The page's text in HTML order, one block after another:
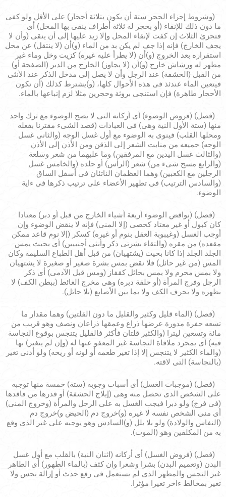
(وشروط إجزاء الحجر ستة أن يكون بثلاثة أحجار) على الأقل ولو كفى
ما دون ذلك للإنقاء (أو بحجر له ثلاثة أطراف ينقى بها المحل) أى
فتجزئ الثلاث إن كفت لإنقاء المحل وإلا زيد عليها إلى أن ينقى (وأن لا
يجف الخارج) فإنه إذا جف لم يكن بد من الماء (و)أن (لا ينتقل) عن محل
استقراره بعد الخروج (و)أن (لا يطرأ عليه غيره) كزيت وخل وماء غير
مطهر له ورشاش خارج (و)أن (لا يجاوز) الخارج من الدبر (الصفحة أو)
من القبل (الحشفة) عند الرجل وأن لا يصل إلى مدخل الذكر عند الأنثى
فيتعين الماء عندئذ فى هذه الأحوال كلها، (و)يشترط كذلك (أن تكون
الأحجار طاهرة) فإن استنجى بروثة وحجرين مثلا لزم إتباعها بالماء.
(فصل) (فروض الوضوء) أى أركانه التى لا يصح الوضوء مع ترك واحد
منها (ستة الأول النية وهى) فى العبادات (قصد الشىء مقترنا بفعله
ومحلها القلب) فينوى به الوضوء مع أول غسل الوجه (والثانى غسل
الوجه) جميعه من منابت الشعر إلى الذقن ومن الأذن إلى الأذن
(والثالث غسل اليدين مع المرفقين) وما عليهما من شعر وسلعة
(والرابع مسح شىء من) شعر (الرأس) أو جلده (والخامس غسل
الرجلين مع الكعبين) وهما العظمان الناتئان فى أسفل الساق
(والسادس الترتيب) فى تطهير الأعضاء على ترتيب ذكرها فى ءاية
الوضوء.
(فصل) (نواقض الوضوء أربعة أشياء الخارج من قبل أو دبر) معتادا
كان كبول أو غير معتاد كحصى (إلا المنى) فإنه لا ينقض الوضوء وإن
أوجب الغسل (وغيبوبة العقل بنوم أو غيره) كسكر (إلا نوم قاعد ممكن
مقعده) من مقره (والتقاء بشرتى ذكر وأنثى أجنبيين) أى بحيث يمس
الجلد الجلد إذا كانا بحيث (يشتهيان) من قبل أهل الطباع السليمة وكان
المس (من غير حائل) فلا نقض بمس بشرة صغير أو صغيرة لا يشتهيان
ولا بمس محرم ولا بمس بحائل كقفاز (ومس قبل الآدمى) أى ذكر
الرجل وفرج المرأة (أو حلقة دبره) وهى مخرج الغائط (ببطن الكف) لا
بظهره ولا بحرف الكف ولا بما بين الأصابع (بلا حائل).
(فصل) (الماء قليل وكثير والقليل ما دون القلتين) وهما مقدار ما
تسعه حفرة مدورة عرضها ذراع وعمقها ذراعان ونصف وهو قريب من
مائة وتسعين ليترا (والكثير قلتان فأكثر فالقليل يتنجس بوقوع النجاسة
فيه) أى بمجرد ملاقاة النجاسة غير المعفو عنها له (وإن لم يتغير) بها
(والماء الكثير لا يتنجس إلا إذا تغير طعمه أو لونه أو ريحه) ولو أدنى تغير
(بالنجاسة) التى لاقته.
(فصل) (موجبات الغسل) أى أسباب وجوبه (ستة) خمسة منها توجبه
على الشخص الذى تحصل منه وهى (إيلاج الحشفة) أو قدرها من فاقدها
(فى فرج) ولو دبرا فيجب الغسل به على الرجل والمرأة (وخروج المنى)
أى منى الشخص نفسه لا غيره (و)خروج دم (الحيض و)خروج دم
(النفاس والولادة) ولو بلا بلل (و)السادس وهو يوجبه على غير الذى وقع
به من المكلفين وهو (الموت).
(فصل) (فروض الغسل) أى أركانه (اثنان النية) بالقلب مع أول غسل
البدن (وتعميم البدن) بشرا وشعرا وإن كثف (بالماء الطهور) أى الطاهر
غير النجس والمطهر الذى لم يستعمل فى رفع حدث أو إزالة نجس ولا
تغير بمخالط ءاخر تغيرا مؤثرا.